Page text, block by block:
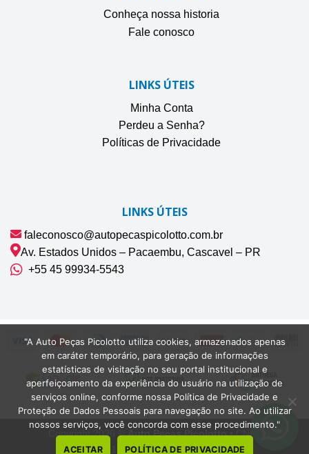
Conheça nossa historia
Fale conosco
LINKS ÚTEIS
Minha Conta
Perdeu a Senha?
Políticas de Privacidade
LINKS ÚTEIS
faleconosco@autopecaspicolotto.com.br
Av. Estados Unidos – Pacaembu, Cascavel – PR
+55 45 99934‑5543‬
Copyright 2026 ©Auto Peças Picolotto• CNPJ
42.075.132/0001-22 | Cascavel-PR
"A Auto Peças Picolotto utiliza cookies, armazenados apenas
em caráter temporário, para geração de informações
estatísticas de visitação no seu portal institucional e
aperfeiçoamento da experiência do usuário na utilização de
serviços online, conforme nossa Política de Privacidade e
Proteção de Dados Pessoais para navegação no site. Ao utilizar
nossos serviços, você concorda com esse procedimento."
ACEITAR POLÍTICA DE PRIVACIDADE